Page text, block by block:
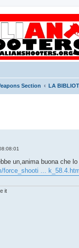
Section LA
un,anima buona che
force_shooti ...
it